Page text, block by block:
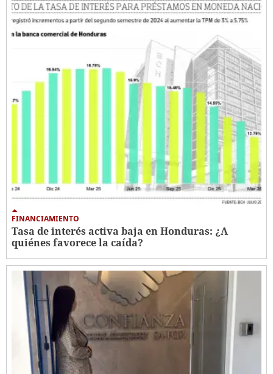
FINANCIAMIENTO
Tasa de interés activa baja en Honduras: ¿A
quiénes favorece la caída?